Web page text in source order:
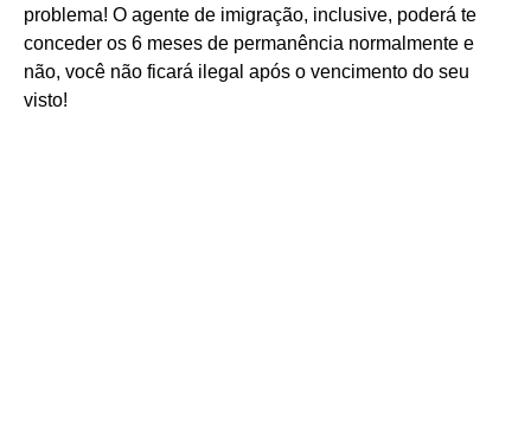
problema! O agente de imigração, inclusive, poderá te
conceder os 6 meses de permanência normalmente e
não, você não ficará ilegal após o vencimento do seu
visto!